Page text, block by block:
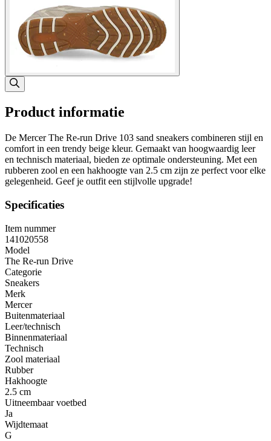
Product informatie
De Mercer The Re-run Drive 103 sand sneakers combineren stijl en
comfort in een trendy beige kleur. Gemaakt van hoogwaardig leer
en technisch materiaal, bieden ze optimale ondersteuning. Met een
rubberen zool en een hakhoogte van 2.5 cm zijn ze perfect voor elke
gelegenheid. Geef je outfit een stijlvolle upgrade!
Specificaties
Item nummer
141020558
Model
The Re-run Drive
Categorie
Sneakers
Merk
Mercer
Buitenmateriaal
Leer/technisch
Binnenmateriaal
Technisch
Zool materiaal
Rubber
Hakhoogte
2.5 cm
Uitneembaar voetbed
Ja
Wijdtemaat
G